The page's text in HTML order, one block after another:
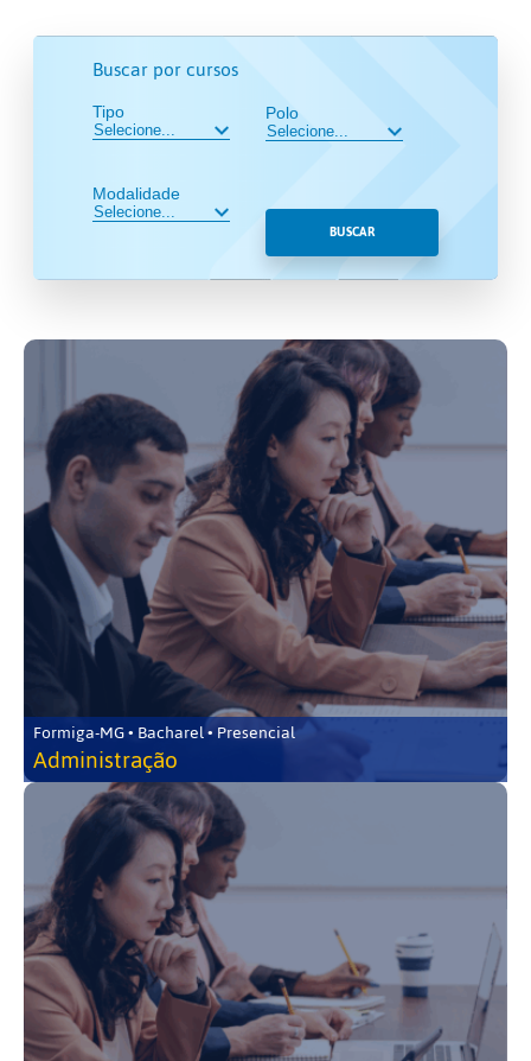
Buscar por cursos
Tipo
Modalidade
Polo
BUSCAR
Formiga-MG • Bacharel • Presencial
Administração